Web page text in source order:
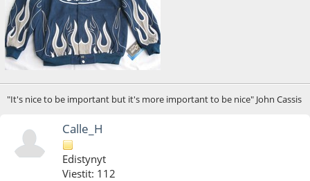
"It's nice to be important but it's more important to be nice" John Cassis
Calle_H
Edistynyt
Viestit: 112